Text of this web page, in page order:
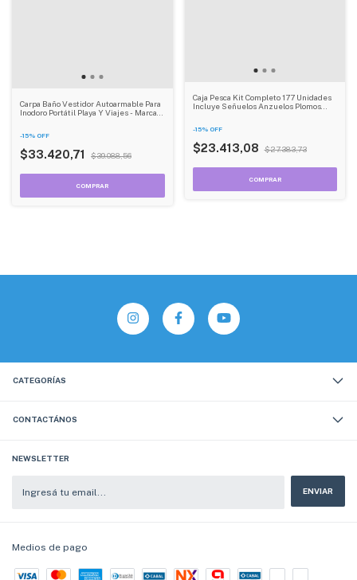
Carpa Baño Vestidor Autoarmable Para
Inodoro Portátil Playa Y Viajes - Marca
-15% OFF
$33.420,71 $39.088,56
Caja Pesca Kit Completo 177 Unidades
Incluye Señuelos Anzuelos Plomos
-15% OFF
$23.413,08 $27.383,73
CATEGORÍAS
CONTACTÁNOS
NEWSLETTER
Medios de pago